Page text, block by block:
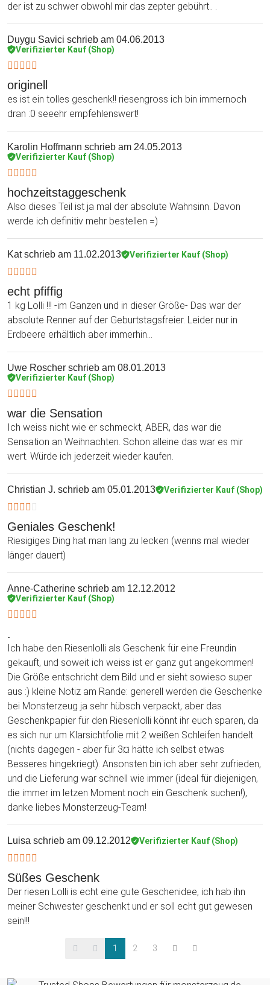
der ist zu schwer obwohl mir das zepter gebührt.. .
Duygu Savici schrieb am 04.06.2013
Verifizierter Kauf (Shop)
originell
es ist ein tolles geschenk!! riesengross ich bin immernoch
dran :0 seeehr empfehlenswert!
Karolin Hoffmann schrieb am 24.05.2013
Verifizierter Kauf (Shop)
hochzeitstaggeschenk
Also dieses Teil ist ja mal der absolute Wahnsinn. Davon
werde ich definitiv mehr bestellen =)
Katschrieb am 11.02.2013 Verifizierter Kauf (Shop)
echt pfiffig
1 kg Lolli !!! -im Ganzen und in dieser Größe- Das war der
absolute Renner auf der Geburtstagsfreier. Leider nur in
Erdbeere erhältlich aber immerhin...
Uwe Roscher schrieb am 08.01.2013
Verifizierter Kauf (Shop)
war die Sensation
Ich weiss nicht wie er schmeckt, ABER, das war die
Sensation an Weihnachten. Schon alleine das war es mir
wert. Würde ich jederzeit wieder kaufen.
Christian J. schrieb am 05.01.2013 Verifizierter Kauf (Shop)
Geniales Geschenk!
Riesigiges Ding hat man lang zu lecken (wenns mal wieder
länger dauert)
Anne-Catherine schrieb am 12.12.2012
Verifizierter Kauf (Shop)
.
Ich habe den Riesenlolli als Geschenk für eine Freundin
gekauft, und soweit ich weiss ist er ganz gut angekommen!
Die Größe entschricht dem Bild und er sieht sowieso super
aus :) kleine Notiz am Rande: generell werden die Geschenke
bei Monsterzeug ja sehr hübsch verpackt, aber das
Geschenkpapier für den Riesenlolli könnt ihr euch sparen, da
es sich nur um Klarsichtfolie mit 2 weißen Schleifen handelt
(nichts dagegen - aber für 3¤ hätte ich selbst etwas
Besseres hingekriegt). Ansonsten bin ich aber sehr zufrieden,
und die Lieferung war schnell wie immer (ideal für diejenigen,
die immer im letzen Moment noch ein Geschenk suchen!),
danke liebes Monsterzeug-Team!
Luisa schrieb am 09.12.2012 Verifizierter Kauf (Shop)
Süßes Geschenk
Der riesen Lolli is echt eine gute Geschenidee, ich hab ihn
meiner Schwester geschenkt und er soll echt gut gewesen
sein!!!
1 2 3